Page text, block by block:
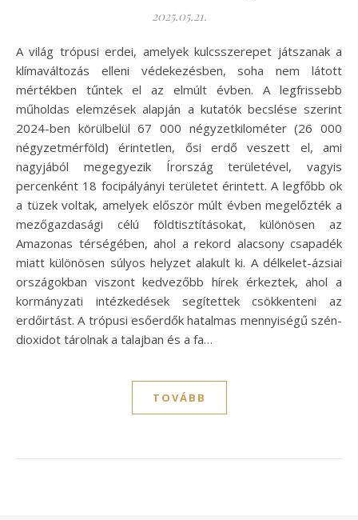
2025.05.21.
A világ trópusi erdei, amelyek kulcsszerepet játszanak a
klímaváltozás elleni védekezésben, soha nem látott
mértékben tűntek el az elmúlt évben. A legfrissebb
műholdas elemzések alapján a kutatók becslése szerint
2024-ben körülbelül 67 000 négyzetkilométer (26 000
négyzetmérföld) érintetlen, ősi erdő veszett el, ami
nagyjából megegyezik Írország területével, vagyis
percenként 18 focipályányi területet érintett. A legfőbb ok
a tüzek voltak, amelyek először múlt évben megelőzték a
mezőgazdasági célú földtisztításokat, különösen az
Amazonas térségében, ahol a rekord alacsony csapadék
miatt különösen súlyos helyzet alakult ki. A délkelet-ázsiai
országokban viszont kedvezőbb hírek érkeztek, ahol a
kormányzati intézkedések segítettek csökkenteni az
erdőirtást. A trópusi esőerdők hatalmas mennyiségű szén-
dioxidot tárolnak a talajban és a fa…
TOVÁBB